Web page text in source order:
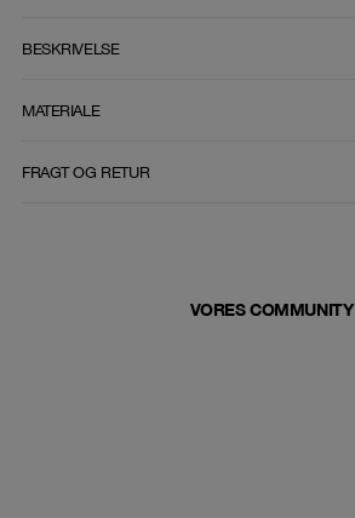
BESKRIVELSE
MATERIALE
FRAGT OG RETUR
VORES COMMUNITY